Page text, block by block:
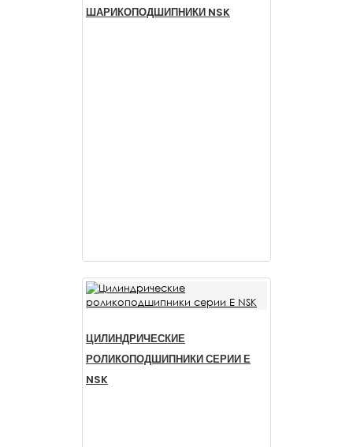
ШАРИКОПОДШИПНИКИ NSK
ЦИЛИНДРИЧЕСКИЕ
РОЛИКОПОДШИПНИКИ СЕРИИ Е
NSK